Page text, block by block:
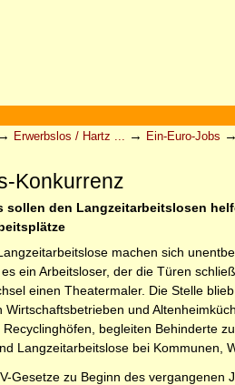
→ Erwerbslos / Hartz ... → Ein-Euro-Jobs →
Konkurrenz
sollen den Langzeitarbeitslosen
machen sich
ein Arbeitsloser, der die Türen
einen Theatermaler. Die Stelle
Wirtschaftsbetrieben und
begleiten Behinderte
Langzeitarbeitslose bei Kommunen,
Gesetze zu Beginn des vergangenen